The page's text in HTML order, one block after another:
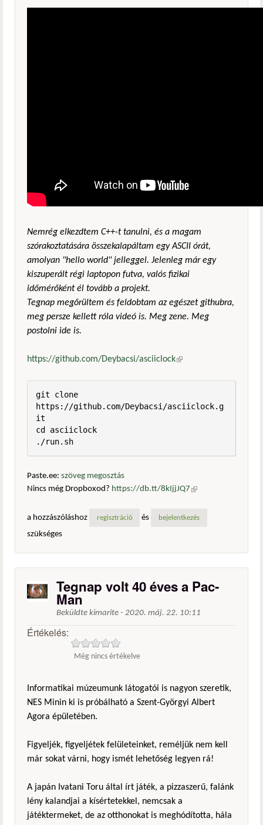
Nemrég elkezdtem C++-t tanulni, és a magam
szórakoztatására összekalapáltam egy ASCII órát,
amolyan "hello world" jelleggel. Jelenleg már egy
kiszuperált régi laptopon futva, valós fizikai
időmérőként él tovább a projekt.
Tegnap megőrültem és feldobtam az egészet githubra,
meg persze kellett róla videó is. Meg zene. Meg
postolni ide is.
https://github.com/Deybacsi/asciiclock(külső hivatkozás)
git clone
https://github.com/Deybacsi/asciiclock.g
it
cd asciiclock
./run.sh
Paste.ee: szöveg megosztás
Nincs még Dropboxod? https://db.tt/8kIjjJQ7 (külső
a hozzászóláshoz
regisztráció és bejelentkezés
szükséges
Tegnap volt 40 éves a Pac-
Man
Beküldte kimarite - 2020. máj. 22. 10:11
Értékelés:
Még nincs értékelve
Informatikai múzeumunk látogatói is nagyon szeretik,
NES Minin ki is próbálható a Szent-Györgyi Albert
Agora épületében.
Figyeljék, figyeljétek felületeinket, reméljük nem kell
már sokat várni, hogy ismét lehetőség legyen rá!
A japán Ivatani Toru által írt játék, a pizzaszerű, falánk
lény kalandjai a kísértetekkel, nemcsak a
játéktermeket, de az otthonokat is meghódította, hála